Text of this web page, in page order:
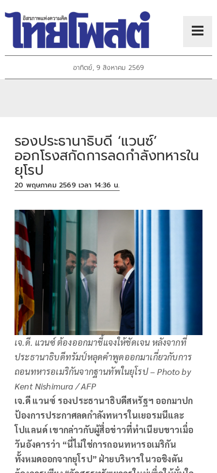
อาทิตย์, 9 สิงหาคม 2569
รองประธานาธิบดี ‘แวนซ์’
ออกโรงสกัดการลดกำลังทหารใน
ยุโรป
20 พฤษภาคม 2569 เวลา 14:36 น.
เจ.ดี. แวนซ์ ต้องออกมาชี้แจงให้ชัดเจน หลังจากที่
ประธานาธิบดีทรัมป์หลุดคำพูดออกมาเกี่ยวกับการ
ถอนทหารอเมริกันจากฐานทัพในยุโรป – Photo by
Kent Nishimura / AFP
เจ.ดี แวนซ์ รองประธานาธิบดีสหรัฐฯ ออกมาปก
ป้องการประกาศลดกำลังทหารในเยอรมนีและ
โปแลนด์ เขากล่าวกับผู้สื่อข่าวที่ทำเนียบขาวเมื่อ
วันอังคารว่า “นี่ไม่ใช่การถอนทหารอเมริกัน
ทั้งหมดออกจากยุโรป” ฝ่ายบริหารในวอชิงตัน